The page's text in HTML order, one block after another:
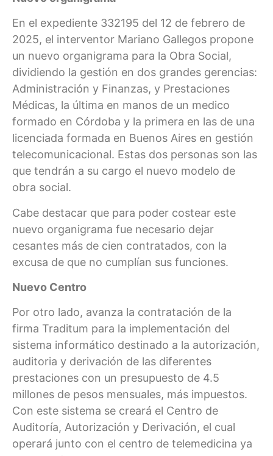
En el expediente 332195 del 12 de febrero de
2025, el interventor Mariano Gallegos propone
un nuevo organigrama para la Obra Social,
dividiendo la gestión en dos grandes gerencias:
Administración y Finanzas, y Prestaciones
Médicas, la última en manos de un medico
formado en Córdoba y la primera en las de una
licenciada formada en Buenos Aires en gestión
telecomunicacional. Estas dos personas son las
que tendrán a su cargo el nuevo modelo de
obra social.
Cabe destacar que para poder costear este
nuevo organigrama fue necesario dejar
cesantes más de cien contratados, con la
excusa de que no cumplían sus funciones.
Nuevo Centro
Por otro lado, avanza la contratación de la
firma Traditum para la implementación del
sistema informático destinado a la autorización,
auditoria y derivación de las diferentes
prestaciones con un presupuesto de 4.5
millones de pesos mensuales, más impuestos.
Con este sistema se creará el Centro de
Auditoría, Autorización y Derivación, el cual
operará junto con el centro de telemedicina ya